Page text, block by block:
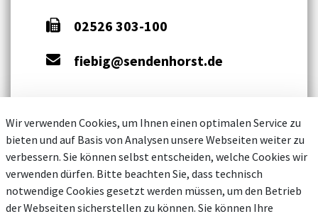
02526 303-100
fiebig@sendenhorst.de
Wir verwenden Cookies, um Ihnen einen optimalen Service zu
bieten und auf Basis von Analysen unsere Webseiten weiter zu
verbessern. Sie können selbst entscheiden, welche Cookies wir
verwenden dürfen. Bitte beachten Sie, dass technisch
notwendige Cookies gesetzt werden müssen, um den Betrieb
der Webseiten sicherstellen zu können. Sie können Ihre